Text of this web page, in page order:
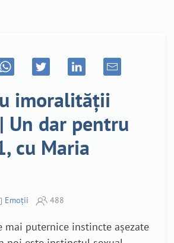
imoralității
Un dar pentru
cu Maria
Emoții 488
mai puternice instincte așezate